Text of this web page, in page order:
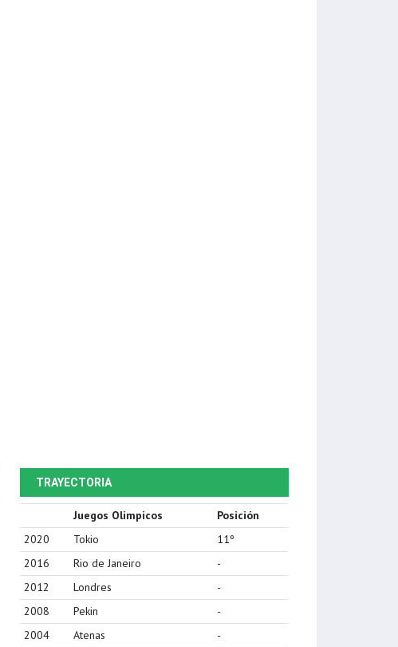
TRAYECTORIA
Juegos Olimpicos
Posición
2020
Tokio
11º
2016
Rio de Janeiro
-
2012
Londres
-
2008
Pekin
-
2004
Atenas
-